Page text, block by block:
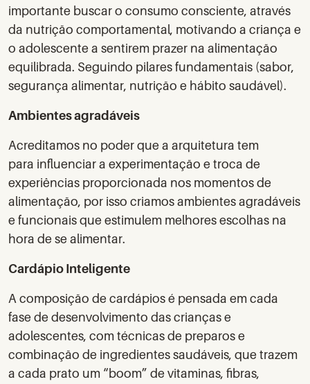
importante buscar o consumo consciente, através
da nutrição comportamental, motivando a criança e
o adolescente a sentirem prazer na alimentação
equilibrada. Seguindo pilares fundamentais (sabor,
segurança alimentar, nutrição e hábito saudável).
Ambientes agradáveis
​Acreditamos no poder que a arquitetura tem
para influenciar a experimentação e troca de
experiências proporcionada nos momentos de
alimentação, por isso criamos ambientes agradáveis
e funcionais que estimulem melhores escolhas na
hora de se alimentar.
Cardápio Inteligente
A composição de cardápios é pensada em cada
fase de desenvolvimento das crianças e
adolescentes, com técnicas de preparos e
combinação de ingredientes saudáveis, que trazem
a cada prato um “boom” de vitaminas, fibras,